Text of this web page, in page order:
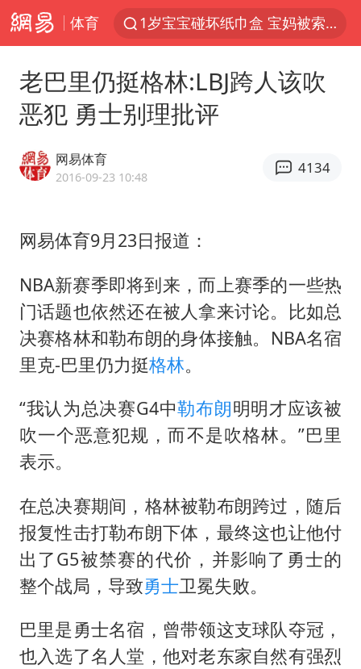
体育
泸溪河：桃酥吃出金属牙冠视频不实
男子结婚8年3个女儿均非亲生
“空调24小时开着更省电”不实
台风白海豚逼近 暴雨大暴雨来袭
47岁妈妈突然产女 26岁女儿：很震惊
97岁英国奶奶飞上天再破吉尼斯纪录
“中国蔬菜之乡”最高温达41.8℃
老巴里仍挺格林:LBJ跨人该吹
恶犯 勇士别理批评
网易体育
2016-09-23 10:48
4134
网易体育9月23日报道：
NBA新赛季即将到来，而上赛季的一些热
门话题也依然还在被人拿来讨论。比如总
决赛格林和勒布朗的身体接触。NBA名宿
里克-巴里仍力挺格林。
“我认为总决赛G4中勒布朗明明才应该被
吹一个恶意犯规，而不是吹格林。”巴里
表示。
在总决赛期间，格林被勒布朗跨过，随后
报复性击打勒布朗下体，最终这也让他付
出了G5被禁赛的代价，并影响了勇士的
整个战局，导致勇士卫冕失败。
巴里是勇士名宿，曾带领这支球队夺冠，
也入选了名人堂，他对老东家自然有强烈